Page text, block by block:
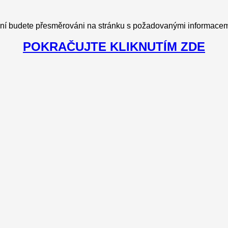
budete přesměrováni na stránku s požadovanými
POKRAČUJTE KLIKNUTÍM ZDE